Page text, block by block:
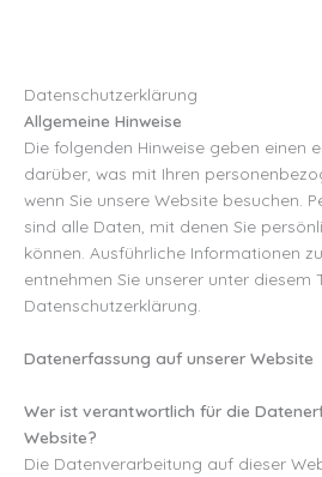
Datenschutzerklärung
Allgemeine Hinweise
Die folgenden Hinweise geben einen
darüber, was mit Ihren
wenn Sie unsere Website besuchen.
sind alle Daten, mit denen Sie
können. Ausführliche Informationen
entnehmen Sie unserer unter diesem
Datenschutzerklärung.
Datenerfassung auf unserer Website
Wer ist verantwortlich für die
Website?
Die Datenverarbeitung auf dieser